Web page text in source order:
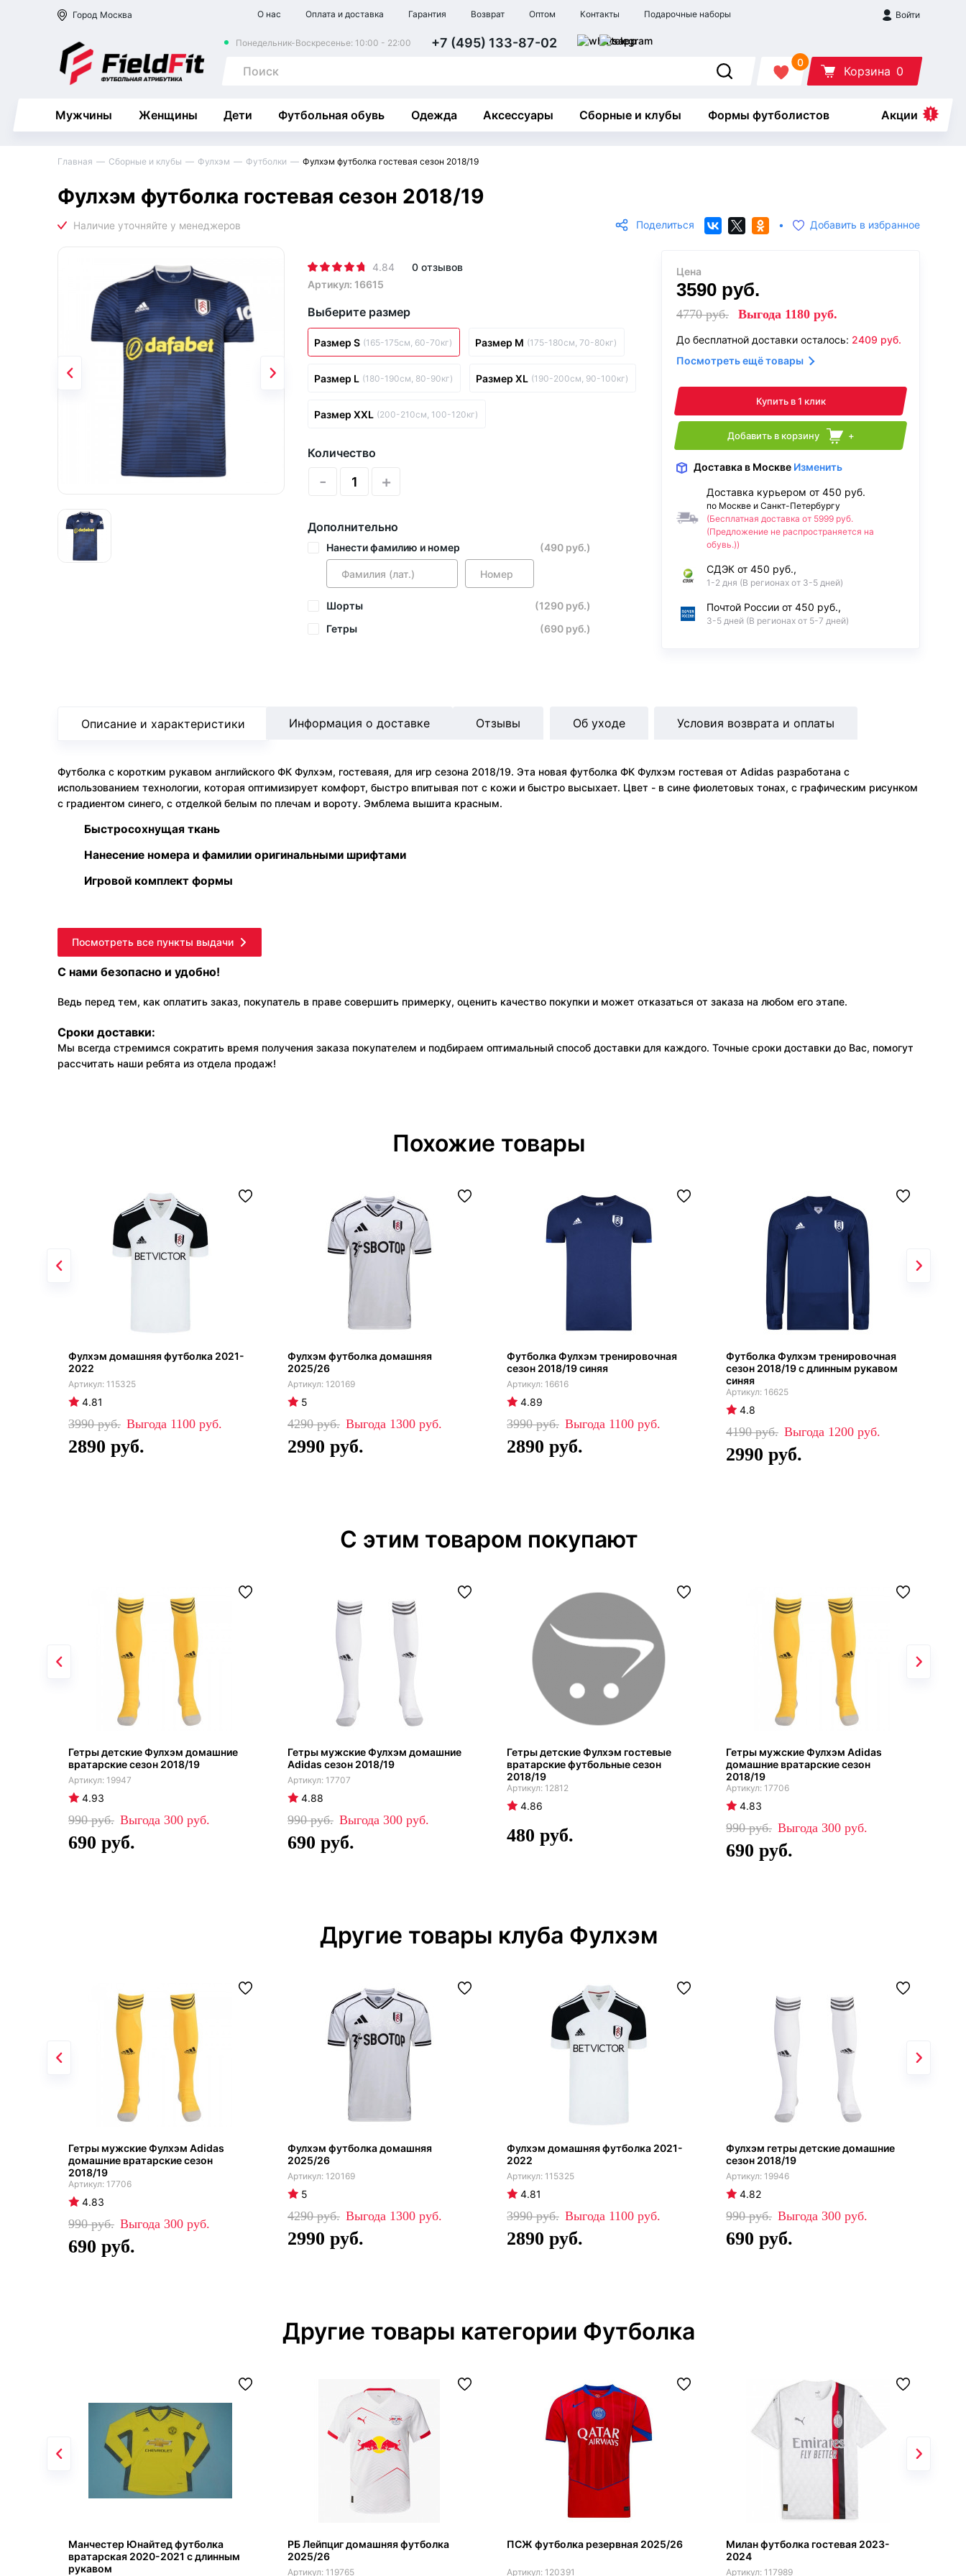
Город Москва О нас Оплата и доставка Гарантия Возврат Оптом Контакты Подарочные наборы Войти
Понедельник-Воскресенье: 10:00 - 22:00 +7 (495) 133-87-02
0
Корзина 0
Мужчины Женщины Дети Футбольная обувь Одежда Аксессуары Сборные и клубы Формы футболистов Акции
Главная Сборные и клубы Фулхэм Футболки Фулхэм футболка гостевая сезон 2018/19
Фулхэм футболка гостевая сезон 2018/19
Поделиться • Добавить в избранное
4.84
0 отзывов
Артикул: 16615
Выберите размер
Размер S (165-175см, 60-70кг) Размер M (175-180см, 70-80кг)
Размер L (180-190см, 80-90кг) Размер XL (190-200см, 90-100кг)
Размер XXL (200-210см, 100-120кг)
Количество
- +
Дополнительно
Нанести фамилию и номер (490 руб.)
Шорты
(1290 руб.)
Гетры
(690 руб.)
Цена
3590 руб.
4770руб. Выгода 1180 руб.
До бесплатной доставки осталось: 2409 руб.
Посмотреть ещё товары
Купить в 1 клик
Добавить в корзину +
Доставка в Москве Изменить
Доставка курьером от 450 руб.
по Москве и Санкт-Петербургу
(Бесплатная доставка от 5999 руб.
(Предложение не распространяется на
обувь.))
СДЭК от 450 руб.,
1-2 дня (В регионах от 3-5 дней)
Почтой России от 450 руб.,
3-5 дней (В регионах от 5-7 дней)
Описание и характеристики
Футболка с коротким рукавом английского ФК Фулхэм, гостеваяя, для игр сезона 2018/19. Эта новая футболка ФК Фулхэм гостевая от Adidas разработана с
использованием технологии, которая оптимизирует комфорт, быстро впитывая пот с кожи и быстро высыхает. Цвет - в сине фиолетовых тонах, с графическим рисунком
с градиентом синего, с отделкой белым по плечам и вороту. Эмблема вышита красным.
Быстросохнущая ткань
Нанесение номера и фамилии оригинальными шрифтами
Игровой комплект формы
Информация о доставке Отзывы Об уходе Условия возврата и оплаты
Посмотреть все пункты выдачи
С нами безопасно и удобно!
Ведь перед тем, как оплатить заказ, покупатель в праве совершить примерку, оценить качество покупки и может отказаться от заказа на любом его этапе.
Сроки доставки:
Мы всегда стремимся сократить время получения заказа покупателем и подбираем оптимальный способ доставки для каждого. Точные сроки доставки до Вас, помогут
рассчитать наши ребята из отдела продаж!
Похожие товары
Фулхэм домашняя футболка 2021-
2022
115325
4.81
3990 1100
2890
Фулхэм футболка домашняя
2025/26
120169
5
4290 1300
2990
Футболка Фулхэм тренировочная
сезон 2018/19 синяя
16616
4.89
3990 1100
2890
Футболка Фулхэм тренировочная
сезон 2018/19 с длинным рукавом
синяя
16625
4.8
4190 1200
2990
С этим товаром покупают
Гетры детские Фулхэм домашние
вратарские сезон 2018/19
19947
4.93
990 300
690
Гетры мужские Фулхэм домашние
Adidas сезон 2018/19
17707
4.88
990 300
690
Гетры детские Фулхэм гостевые
вратарские футбольные сезон
2018/19
12812
4.86
480
Гетры мужские Фулхэм Adidas
домашние вратарские сезон
2018/19
17706
4.83
990 300
690
Другие товары клуба Фулхэм
Гетры мужские Фулхэм Adidas
домашние вратарские сезон
2018/19
17706
4.83
990 300
690
Фулхэм футболка домашняя
2025/26
120169
5
4290 1300
2990
Фулхэм домашняя футболка 2021-
2022
115325
4.81
3990 1100
2890
Фулхэм гетры детские домашние
сезон 2018/19
19946
4.82
990 300
690
Другие товары категории Футболка
Манчестер Юнайтед футболка
вратарская 2020-2021 с длинным
рукавом
РБ Лейпциг домашняя футболка
2025/26
119765
ПСЖ футболка резервная 2025/26
120391
Милан футболка гостевая 2023-
2024
117989